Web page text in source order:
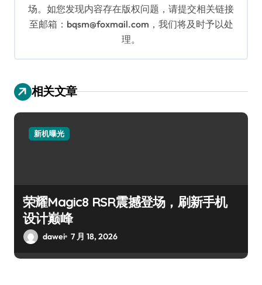
场。如您发现内容存在版权问题，请提交相关链接
至邮箱：bqsm@foxmail.com，我们将及时予以处
理。
相关文章
新机曝光
荣耀Magic8 RSR震撼登场，刷新手机
设计巅峰
dawei 7 月 18, 2026